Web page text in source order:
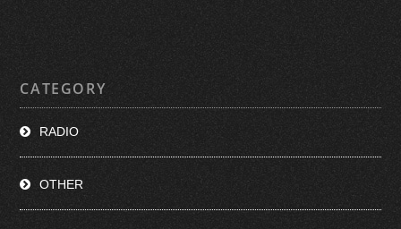
CATEGORY
RADIO
OTHER